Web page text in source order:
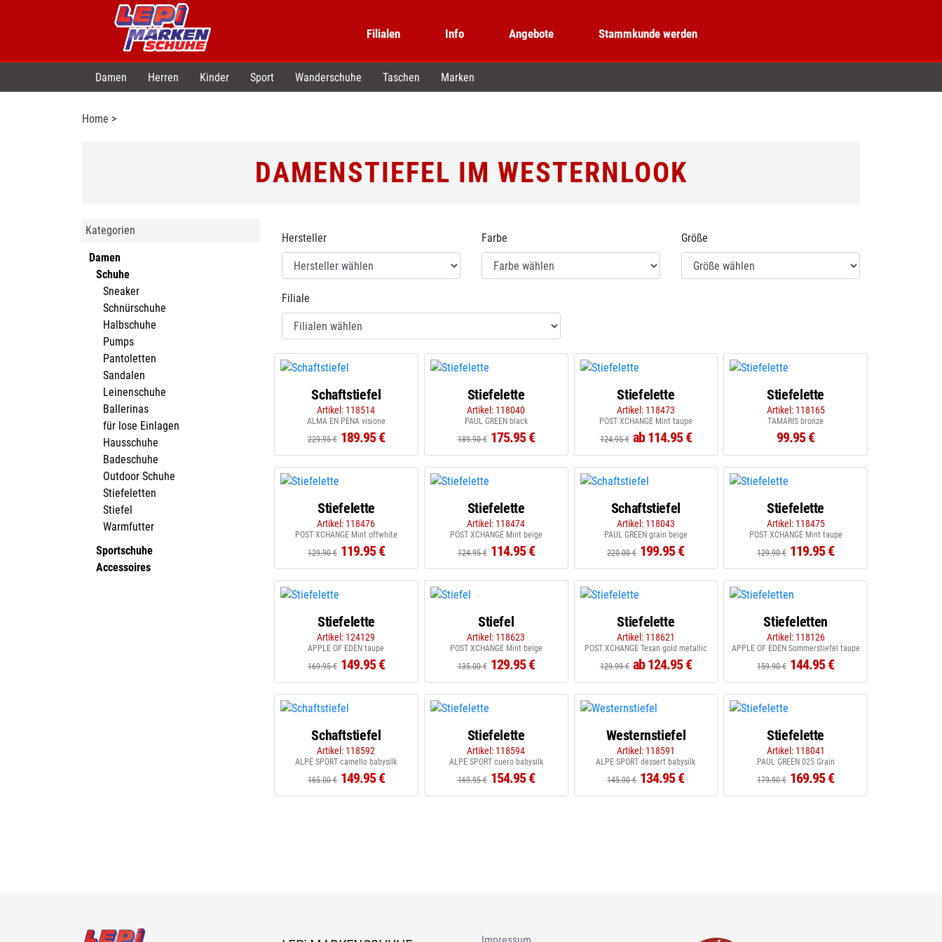
Filialen Info Angebote Stammkunde werden
Damen Herren Kinder Sport Wanderschuhe Taschen Marken
Home >
DAMENSTIEFEL IM WESTERNLOOK
Kategorien
Damen
Schuhe
Sneaker
Schnürschuhe
Halbschuhe
Pumps
Pantoletten
Sandalen
Leinenschuhe
Ballerinas
für lose Einlagen
Hausschuhe
Badeschuhe
Outdoor Schuhe
Stiefeletten
Stiefel
Warmfutter
Sportschuhe
Accessoires
Hersteller Farbe Größe
Filiale
Schaftstiefel
Artikel: 118514
ALMA EN PENA visione
229.95 € 189.95 €
Stiefelette
Artikel: 118040
PAUL GREEN black
189.90 € 175.95 €
Stiefelette
Artikel: 118473
POST XCHANGE Mint taupe
124.95 € ab 114.95 €
Stiefelette
Artikel: 118165
TAMARIS bronze
99.95 €
Stiefelette
Artikel: 118476
POST XCHANGE Mint offwhite
129.90 € 119.95 €
Stiefelette
Artikel: 118474
POST XCHANGE Mint beige
124.95 € 114.95 €
Schaftstiefel
Artikel: 118043
PAUL GREEN grain beige
220.00 € 199.95 €
Stiefelette
Artikel: 118475
POST XCHANGE Mint taupe
129.90 € 119.95 €
Stiefelette
Artikel: 124129
APPLE OF EDEN taupe
169.95 € 149.95 €
Stiefel
Artikel: 118623
POST XCHANGE Mint beige
135.00 € 129.95 €
Stiefelette
Artikel: 118621
POST XCHANGE Texan gold metallic
129.99 € ab 124.95 €
Stiefeletten
Artikel: 118126
APPLE OF EDEN Sommerstiefel taupe
159.90 € 144.95 €
Schaftstiefel
Artikel: 118592
ALPE SPORT camello babysilk
165.00 € 149.95 €
Stiefelette
Artikel: 118594
ALPE SPORT cuero babysilk
169.95 € 154.95 €
Westernstiefel
Artikel: 118591
ALPE SPORT dessert babysilk
145.00 € 134.95 €
Stiefelette
Artikel: 118041
PAUL GREEN 025 Grain
179.90 € 169.95 €